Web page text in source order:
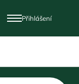
Přihlášení